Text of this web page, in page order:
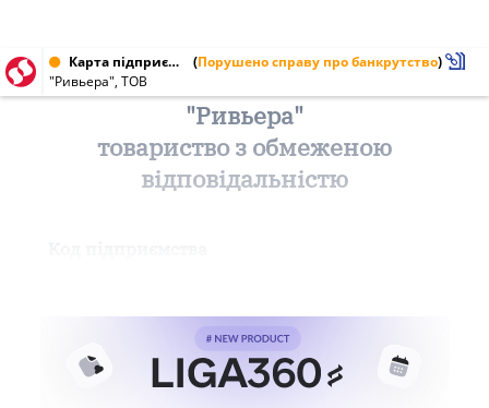
Карта підприємства від 26.11.1996 (Порушено справу про банкрутство)
"Ривьера", ТОВ
"Ривьера"
товариство з обмеженою
відповідальністю